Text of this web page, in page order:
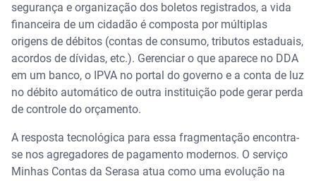
segurança e organização dos boletos registrados, a vida
financeira de um cidadão é composta por múltiplas
origens de débitos (contas de consumo, tributos estaduais,
acordos de dívidas, etc.). Gerenciar o que aparece no DDA
em um banco, o IPVA no portal do governo e a conta de luz
no débito automático de outra instituição pode gerar perda
de controle do orçamento.
A resposta tecnológica para essa fragmentação encontra-
se nos agregadores de pagamento modernos. O serviço
Minhas Contas da Serasa atua como uma evolução na